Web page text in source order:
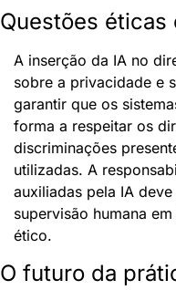
Questões éticas
A inserção da IA no
sobre a privacidade e
garantir que os
forma a respeitar os
discriminações
utilizadas. A
auxiliadas pela IA
supervisão humana
ético.
O futuro da